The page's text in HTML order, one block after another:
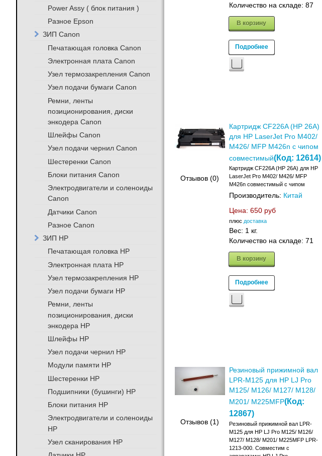
Количество на складе: 87
В корзину
Подробнее
Отзывов (0)
Картридж CF226A (HP 26A)
для HP LaserJet Pro M402/
M426/ MFP M426n с чипом
совместимый(Код: 12614)
Картридж CF226A (HP 26A) для HP
LaserJet Pro M402/ M426/ MFP
M426n совместимый с чипом
Производитель: Китай
Цена: 650 руб
плюс доставка
Вес: 1 кг.
Количество на складе: 71
В корзину
Подробнее
Отзывов (1)
Резиновый прижимной вал
LPR-M125 для HP LJ Pro
M125/ M126/ M127/ M128/
M201/ M225MFP(Код:
12867)
Резиновый прижимной вал LPR-
M125 для HP LJ Pro M125/ M126/
M127/ M128/ M201/ M225MFP LPR-
1213-000. Совместим с
Power Assy ( блок питания )
Разное Epson
ЗИП Canon
Печатающая головка Canon
Электронная плата Canon
Узел термозакрепления Canon
Узел подачи бумаги Canon
Ремни, ленты
позиционирования, диски
энкодера Canon
Шлейфы Canon
Узел подачи чернил Canon
Шестеренки Canon
Блоки питания Canon
Электродвигатели и соленоиды
Canon
Датчики Canon
Разное Canon
ЗИП HP
Печатающая головка HP
Электронная плата HP
Узел термозакрепления HP
Узел подачи бумаги HP
Ремни, ленты
позиционирования, диски
энкодера HP
Шлейфы HP
Узел подачи чернил HP
Модули памяти HP
Шестеренки HP
Подшипники (бушинги) HP
Блоки питания HP
Электродвигатели и соленоиды
HP
Узел сканирования HP